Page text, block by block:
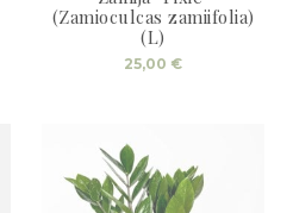
Sold
(Zamioculcas zamiifolia)
(L)
25,00 €